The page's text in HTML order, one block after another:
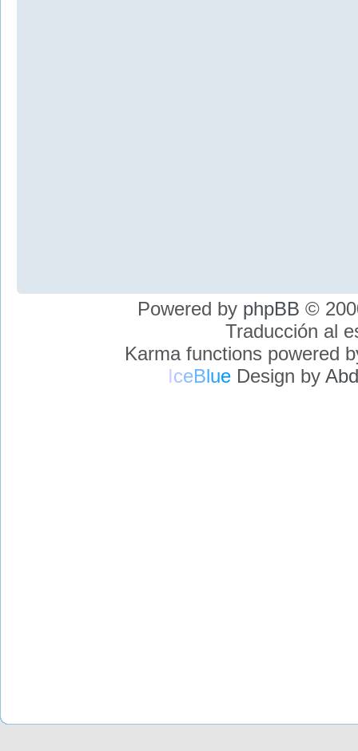
Powered by phpBB ©
Traducción al
Karma functions powered
IceBlueDesign by